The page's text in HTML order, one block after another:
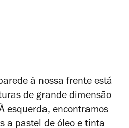
à nossa frente está
de grande dimensão
esquerda, encontramos
a pastel de óleo e tinta